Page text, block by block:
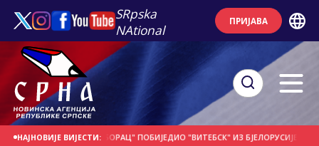
SRpska
NAtional
ПРИЈАВА
НАЈНОВИЈЕ ВИЈЕСТИ:
ДАН "БОРАЦ" ПОБИЈЕДИО "ВИТЕБСК" ИЗ БЈЕЛОРУСИЈЕ ПОЧЕО